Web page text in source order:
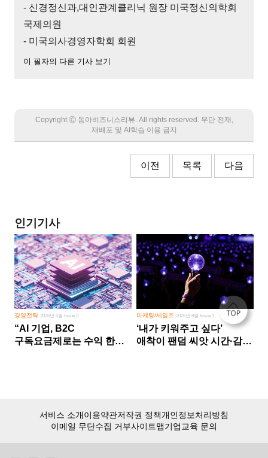
- 신경정신과,대인관계클리닉 원장 미국정신의학회
국제의원
- 미국의사경영자학회 회원
이 필자의 다른 기사 보기
Copyright Ⓒ 동아비즈니스리뷰. All rights reserved. 무단 전재,
재배포 및 AI학습 이용 금지
이전 목록 다음
인기기사
경영전략 2026년 5월 Issue 2
“AI 기업, B2C
구독요금제로는 수익 한계
마케팅/세일즈 2026년 8월 Issue 1
‘내가 키워주고 싶다’
애착이 팬덤 씨앗 시간·감정
서비스 소개이용약관저작권 정책개인정보처리방침
이메일 무단수집 거부사이트맵기업교육 문의